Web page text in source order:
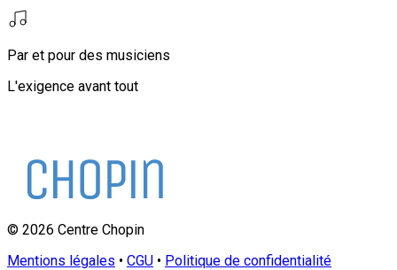
Par et pour des musiciens
L'exigence avant tout
© 2026 Centre Chopin
Mentions légales • CGU • Politique de confidentialité